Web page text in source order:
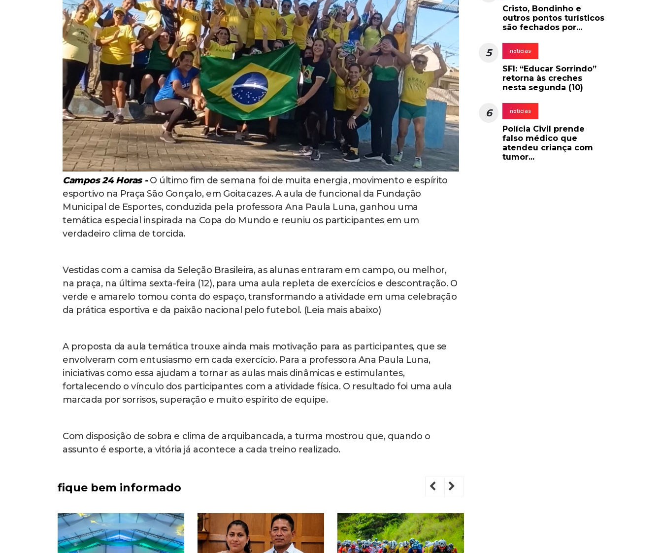
Campos 24 Horas - O último fim de semana foi de muita energia, movimento e espírito
esportivo na Praça São Gonçalo, em Goitacazes. A aula de funcional da Fundação
Municipal de Esportes, conduzida pela professora Ana Paula Luna, ganhou uma
temática especial inspirada na Copa do Mundo e reuniu os participantes em um
verdadeiro clima de torcida.
Vestidas com a camisa da Seleção Brasileira, as alunas entraram em campo, ou melhor,
na praça, na última sexta-feira (12), para uma aula repleta de exercícios e descontração. O
verde e amarelo tomou conta do espaço, transformando a atividade em uma celebração
da prática esportiva e da paixão nacional pelo futebol. (Leia mais abaixo)
A proposta da aula temática trouxe ainda mais motivação para as participantes, que se
envolveram com entusiasmo em cada exercício. Para a professora Ana Paula Luna,
iniciativas como essa ajudam a tornar as aulas mais dinâmicas e estimulantes,
fortalecendo o vínculo dos participantes com a atividade física. O resultado foi uma aula
marcada por sorrisos, superação e muito espírito de equipe.
Com disposição de sobra e clima de arquibancada, a turma mostrou que, quando o
assunto é esporte, a vitória já acontece a cada treino realizado.
fique bem informado Previous
Cristo, Bondinho e
outros pontos turísticos
são fechados por...
5 noticias
SFI: “Educar Sorrindo”
retorna às creches
nesta segunda (10)
6 noticias
Polícia Civil prende
falso médico que
atendeu criança com
tumor...